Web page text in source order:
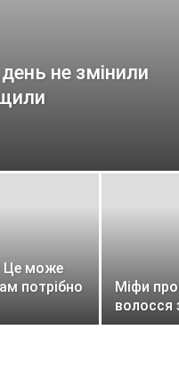
не змінили
Це може
потрібно
Міфи
волосся